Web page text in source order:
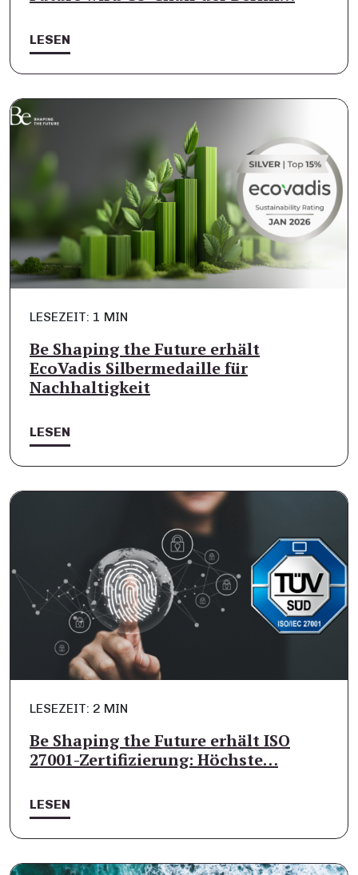
LESEN
LESEZEIT: 1 MIN
Be Shaping the Future erhält
EcoVadis Silbermedaille für
Nachhaltigkeit
LESEN
LESEZEIT: 2 MIN
Be Shaping the Future erhält ISO
27001-Zertifizierung: Höchste…
LESEN